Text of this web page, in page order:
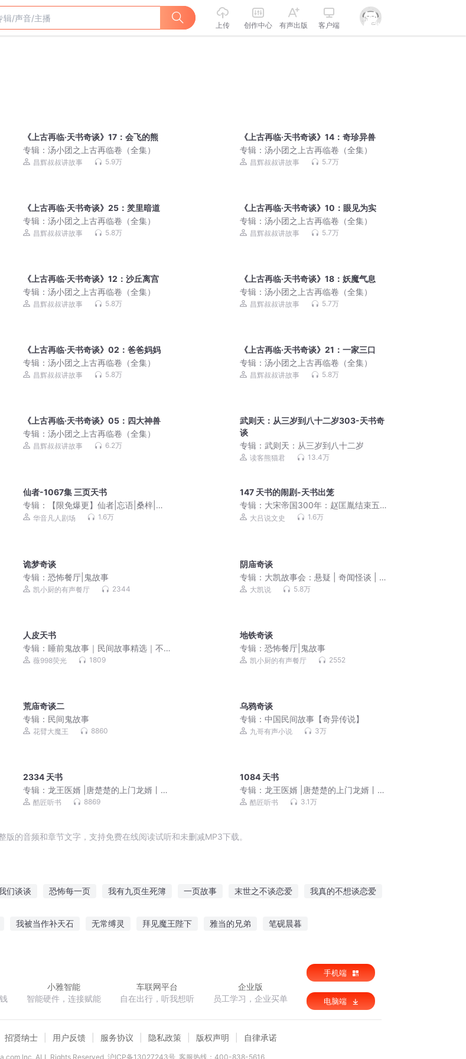
上传 创作中心 有声出版 客户端
《上古再临·天书奇谈》17：会飞的熊
专辑：汤小团之上古再临卷（全集）
昌辉叔叔讲故事 5.9万
《上古再临·天书奇谈》14：奇珍异兽
专辑：汤小团之上古再临卷（全集）
昌辉叔叔讲故事 5.7万
《上古再临·天书奇谈》25：羑里暗道
专辑：汤小团之上古再临卷（全集）
昌辉叔叔讲故事 5.8万
《上古再临·天书奇谈》10：眼见为实
专辑：汤小团之上古再临卷（全集）
昌辉叔叔讲故事 5.7万
《上古再临·天书奇谈》12：沙丘离宫
专辑：汤小团之上古再临卷（全集）
昌辉叔叔讲故事 5.8万
《上古再临·天书奇谈》18：妖魔气息
专辑：汤小团之上古再临卷（全集）
昌辉叔叔讲故事 5.7万
《上古再临·天书奇谈》02：爸爸妈妈
专辑：汤小团之上古再临卷（全集）
昌辉叔叔讲故事 5.8万
《上古再临·天书奇谈》21：一家三口
专辑：汤小团之上古再临卷（全集）
昌辉叔叔讲故事 5.8万
《上古再临·天书奇谈》05：四大神兽
专辑：汤小团之上古再临卷（全集）
昌辉叔叔讲故事 6.2万
武则天：从三岁到八十二岁303-天书奇
谈
专辑：武则天：从三岁到八十二岁
读客熊猫君 13.4万
仙者-1067集 三页天书
专辑：
【限免爆更】仙者|忘语|桑梓|热
血仙侠|智商在线|杀伐果断|凡人修仙传|
华音凡人剧场 1.6万
147 天书的闹剧-天书出笼
专辑： 大宋帝国300年：赵匡胤结束五
代十国乱象|探秘梦华录
大吕说文史 1.6万
诡梦奇谈
专辑：恐怖餐厅|鬼故事
凯小厨的有声餐厅 2344
阴庙奇谈
专辑： 大凯故事会：悬疑 | 奇闻怪谈 | 鬼
故事 | 恐怖故事
大凯说 5.8万
人皮天书
专辑：睡前鬼故事｜民间故事精选｜不
要和鬼怪讲道理
薇998荧光 1809
地铁奇谈
专辑：恐怖餐厅|鬼故事
凯小厨的有声餐厅 2552
荒庙奇谈二
专辑： 民间鬼故事
花臂大魔王 8860
乌鸦奇谈
专辑：中国民间故事【奇异传说】
九哥有声小说 3万
2334 天书
专辑：龙王医婿 |唐楚楚的上门龙婿丨精
品大多播
酷匠听书 8869
1084 天书
专辑：龙王医婿 |唐楚楚的上门龙婿丨精
品大多播
酷匠听书 3.1万
的音频和章节文字，支持免费在线阅读试听和未删减MP3下载。
们谈谈 恐怖每一页 我有九页生死簿 一页故事 末世之不谈恋爱 我真的不想谈恋爱
我被当作补天石 无常缚灵 拜见魔王陛下 雅当的兄弟 笔砚晨暮
小雅智能
智能硬件，连接赋能
车联网平台
自在出行，听我想听
企业版
员工学习，企业买单
手机端
电脑端
招贤纳士 用户反馈 服务协议 隐私政策 版权声明 自律承诺
lnc. ALL Rights Reserved 沪ICP备13027243号 客服热线：400-838-5616